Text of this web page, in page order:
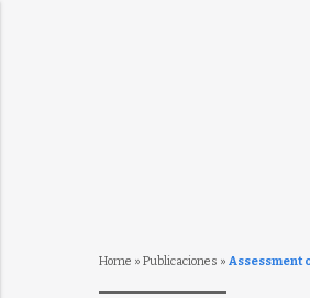
Home » Publicaciones » Assessment